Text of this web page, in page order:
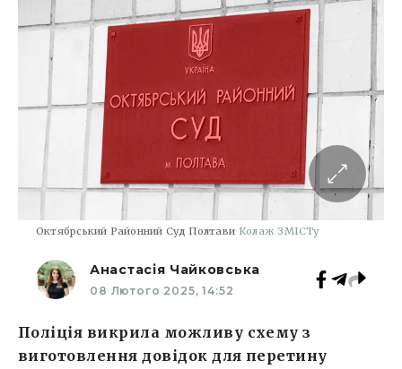
Октябрський Районний Суд Полтави Колаж ЗМІСТу
Анастасія Чайковська
08 Лютого 2025, 14:52
Поліція викрила можливу схему з
виготовлення довідок для перетину